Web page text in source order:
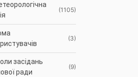
(1105)
(3)
засідань
ради
(9)